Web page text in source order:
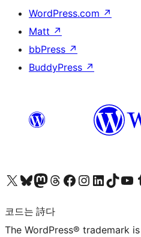
WordPress.com ↗
Matt ↗
bbPress ↗
BuddyPress ↗
X(이전 트위터) 계정 방문하기블루스카이 계정 방문하기마스토돈 계정 방문하기스레드 계정 방문하기 페이스북 페이지 방문하기인스타그램 계정 방문하기 LinkedIn 계정 방문하기틱톡 계정 방문하기유튜브 채널 방문하기 텀블
코드는 詩다
The WordPress® trademark